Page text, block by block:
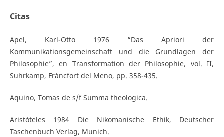
Citas
Apel, Karl-Otto 1976 “Das Apriori der
Kommunikationsgemeinschaft und die Grundlagen der
Philosophie”, en Transformation der Philosophie, vol. II,
Suhrkamp, Fráncfort del Meno, pp. 358-435.
Aquino, Tomas de s/f Summa theologica.
Aristóteles 1984 Die Nikomanische Ethik, Deutscher
Taschenbuch Verlag, Munich.